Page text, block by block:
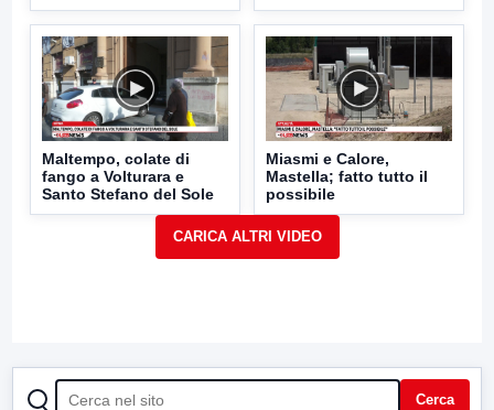
Maltempo, colate di
fango a Volturara e
Santo Stefano del Sole
Miasmi e Calore,
Mastella; fatto tutto il
possibile
CERCA Cerca